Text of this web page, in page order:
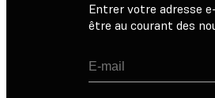
Entrer votre adresse
être au courant des